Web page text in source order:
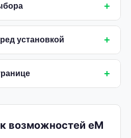
+
установкой +
+
возможностей eM